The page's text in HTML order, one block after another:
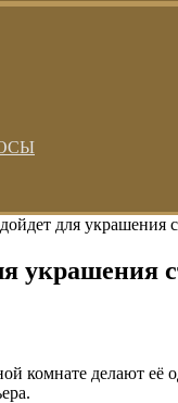
для украшения
украшения
комнате делают её